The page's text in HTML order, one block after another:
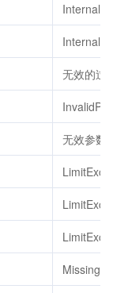
无效的过
无效参数